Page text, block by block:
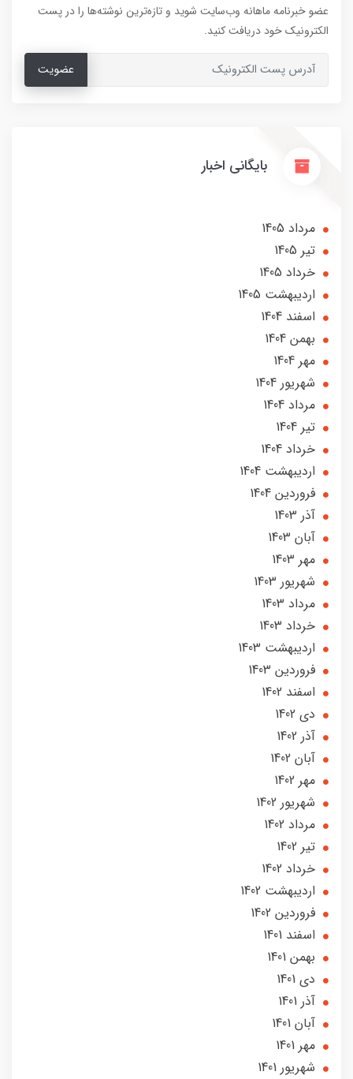
عضو خبرنامه ماهانه وب‌سایت شوید و تازه‌ترین نوشته‌ها را در پست
الکترونیک خود دریافت کنید.
عضویت
بایگانی اخبار
مرداد 1405
تير 1405
خرداد 1405
ارديبهشت 1405
اسفند 1404
بهمن 1404
مهر 1404
شهریور 1404
مرداد 1404
تير 1404
خرداد 1404
ارديبهشت 1404
فروردین 1404
آذر 1403
آبان 1403
مهر 1403
شهریور 1403
مرداد 1403
خرداد 1403
ارديبهشت 1403
فروردین 1403
اسفند 1402
دی 1402
آذر 1402
آبان 1402
مهر 1402
شهریور 1402
مرداد 1402
تير 1402
خرداد 1402
ارديبهشت 1402
فروردین 1402
اسفند 1401
بهمن 1401
دی 1401
آذر 1401
آبان 1401
مهر 1401
شهریور 1401